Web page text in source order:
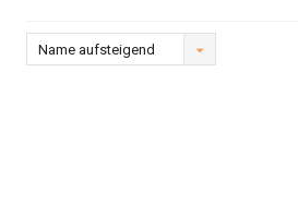
Name aufsteigend